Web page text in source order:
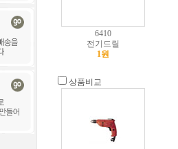
6410
전기드릴
1원
상품비교